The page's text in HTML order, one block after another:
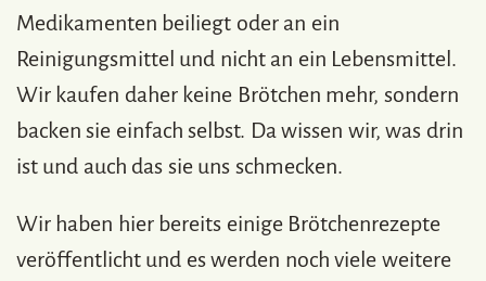
Medikamenten beiliegt oder an ein
Reinigungsmittel und nicht an ein Lebensmittel.
Wir kaufen daher keine Brötchen mehr, sondern
backen sie einfach selbst. Da wissen wir, was drin
ist und auch das sie uns schmecken.
Wir haben hier bereits einige Brötchenrezepte
veröffentlicht und es werden noch viele weitere